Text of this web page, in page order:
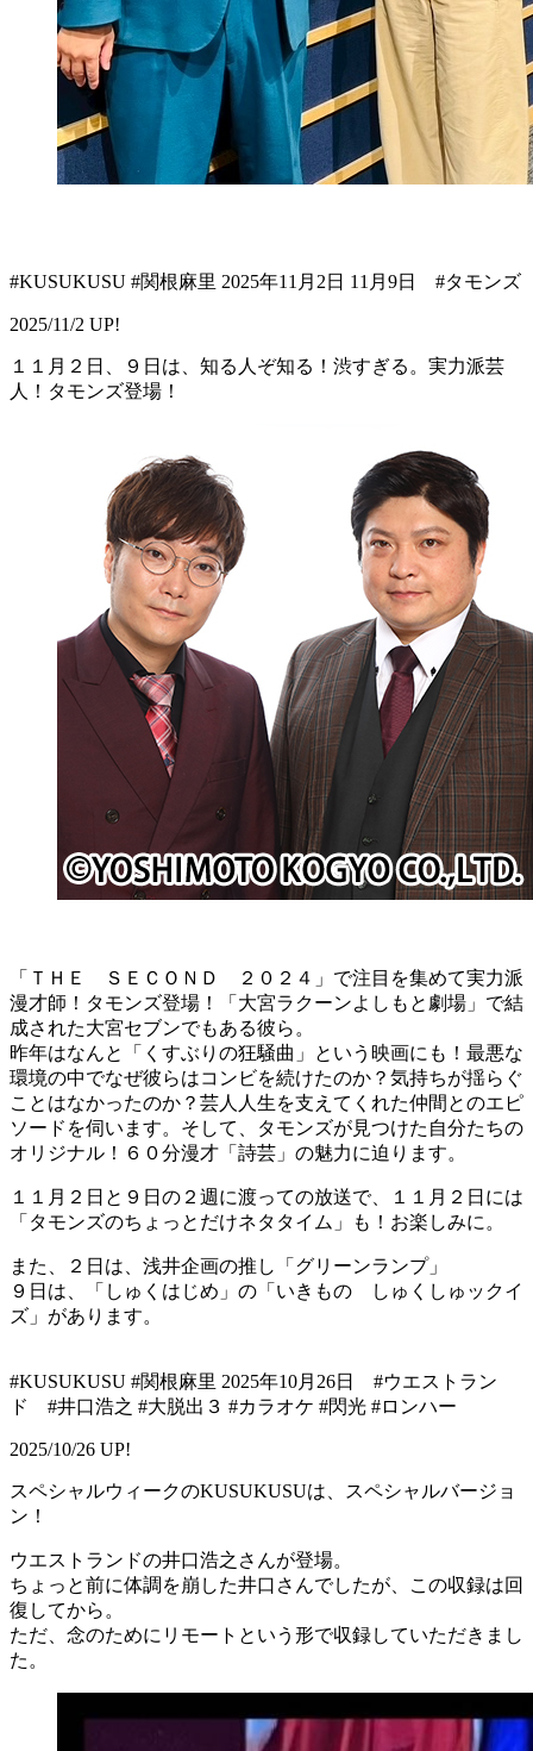
#KUSUKUSU #関根麻里 2025年11月2日 11月9日 #タモンズ
2025/11/2 UP!
１１月２日、９日は、知る人ぞ知る！渋すぎる。実力派芸
人！タモンズ登場！
「ＴＨＥ ＳＥＣＯＮＤ ２０２４」で注目を集めて実力派
漫才師！タモンズ登場！「大宮ラクーンよしもと劇場」で結
成された大宮セブンでもある彼ら。
昨年はなんと「くすぶりの狂騒曲」という映画にも！最悪な
環境の中でなぜ彼らはコンビを続けたのか？気持ちが揺らぐ
ことはなかったのか？芸人人生を支えてくれた仲間とのエピ
ソードを伺います。そして、タモンズが見つけた自分たちの
オリジナル！６０分漫才「詩芸」の魅力に迫ります。
１１月２日と９日の２週に渡っての放送で、１１月２日には
「タモンズのちょっとだけネタタイム」も！お楽しみに。
また、２日は、浅井企画の推し「グリーンランプ」
９日は、「しゅくはじめ」の「いきもの しゅくしゅックイ
ズ」があります。
#KUSUKUSU #関根麻里 2025年10月26日 #ウエストラン
ド #井口浩之 #大脱出３ #カラオケ #閃光 #ロンハー
2025/10/26 UP!
スペシャルウィークのKUSUKUSUは、スペシャルバージョ
ン！
ウエストランドの井口浩之さんが登場。
ちょっと前に体調を崩した井口さんでしたが、この収録は回
復してから。
ただ、念のためにリモートという形で収録していただきまし
た。